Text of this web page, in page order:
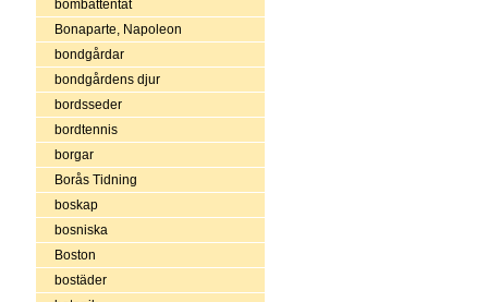
bombattentat
Bonaparte, Napoleon
bondgårdar
bondgårdens djur
bordsseder
bordtennis
borgar
Borås Tidning
boskap
bosniska
Boston
bostäder